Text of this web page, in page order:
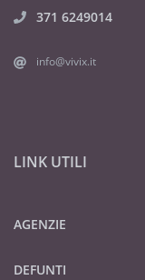
371 6249014
info@vivix.it
LINK UTILI
AGENZIE
DEFUNTI